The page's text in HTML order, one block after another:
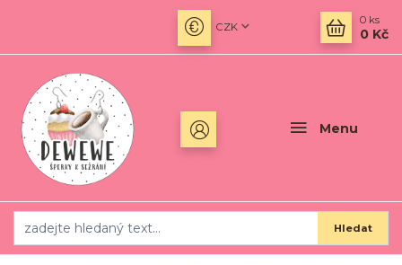
Menu
CZK
Hledat
0 ks
0 Kč